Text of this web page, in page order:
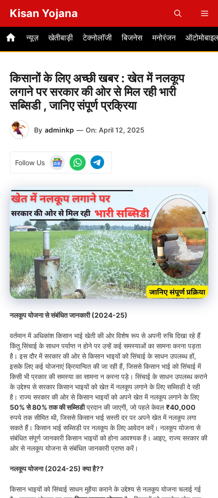
content
Kisan Yojana
न्यूज़ खेतीबाड़ी टेक्नोलॉजी बिजनेस मनोरंजन
किसानों के लिए अच्छी खबर : खेत में नलकूप
लगाने पर सरकार की ओर से मिल रही भारी
सब्सिडी , जानिए संपूर्ण प्रक्रिया
By adminkp — On: April 12, 2025
Follow Us
नलकूप योजना से संबंधित जानकारी (2024-25)
वर्तमान में अधिकांश किसान भाई खेती की ओर विशेष रूप से अपनी रुचि दिखा रहे हैं
किंतु सिंचाई के साधन पर्याप्त न होने पर उन्हें कई समस्याओं का सामना करना पड़ता
है। इस दौर में सरकार की ओर से किसान भाइयों को सिंचाई के साधन उपलब्ध हों,
इसके लिए कई योजनाएं क्रियान्वित की जा रही हैं, जिससे किसान भाई को सिंचाई में
किसी भी प्रकार की समस्या का सामना न करना पड़े। सिंचाई के साधन उपलब्ध कराने
के उद्देश्य से सरकार किसान भाइयों को खेत में नलकूप लगाने के लिए सब्सिडी दे रही
है। राज्य सरकार की ओर से किसान भाइयों को अपने खेत में नलकूप लगाने के लिए
50% से 80% तक की सब्सिडीप्रदान की जाएगी, जो पहले केवल₹40,000
रुपये तक सीमित थी, जिससे किसान भाई सस्ती दर पर अपने खेत में नलकूप लगा
सकते हैं। किसान भाई सब्सिडी पर नलकूप के लिए आवेदन करें। नलकूप योजना से
संबंधित संपूर्ण जानकारी किसान भाइयों को होना आवश्यक है। आइए, राज्य सरकार की
ओर से नलकूप योजना से संबंधित जानकारी प्राप्त करें।
नलकूप योजना (2024-25) क्या है??
किसान भाइयों को सिंचाई साधन मुहैया कराने के उद्देश्य से नलकूप योजना चलाई गई